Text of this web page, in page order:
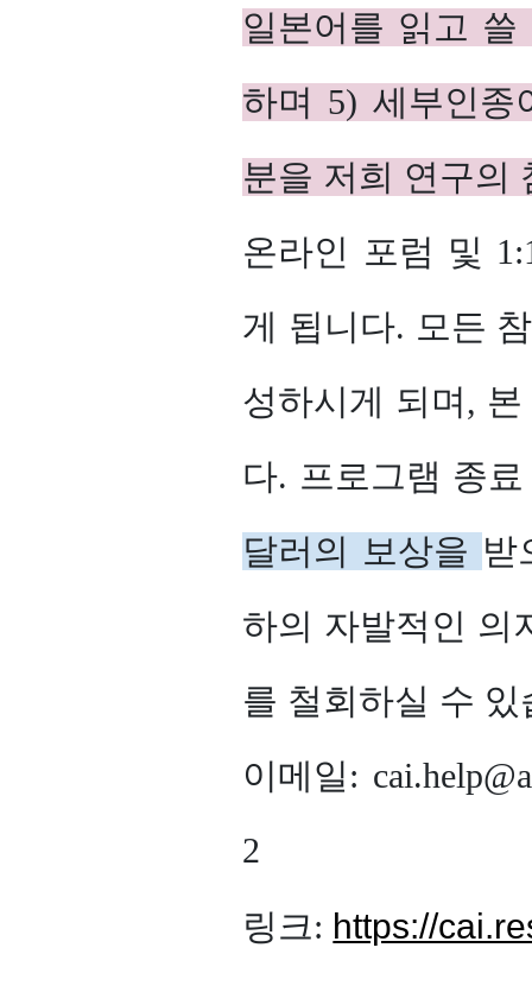
일본어를 읽고
하며 5) 세부인종
분을 저희 연구의
온라인 포럼 및
게 됩니다. 모든
성하시게 되며,
다. 프로그램 종
달러의 보상을 받
하의 자발적인 의
를 철회하실 수 있
이메일:
2
링크: https://